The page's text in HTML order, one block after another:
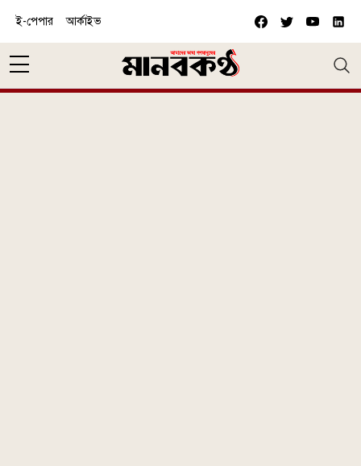
ই-পেপার আর্কাইভ